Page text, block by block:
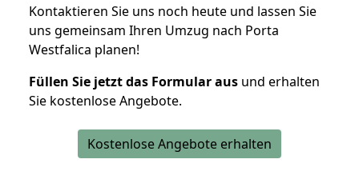
Kontaktieren Sie uns noch heute und lassen Sie
uns gemeinsam Ihren Umzug nach Porta
Westfalica planen!
Füllen Sie jetzt das Formular aus und erhalten
Sie kostenlose Angebote.
Kostenlose Angebote erhalten